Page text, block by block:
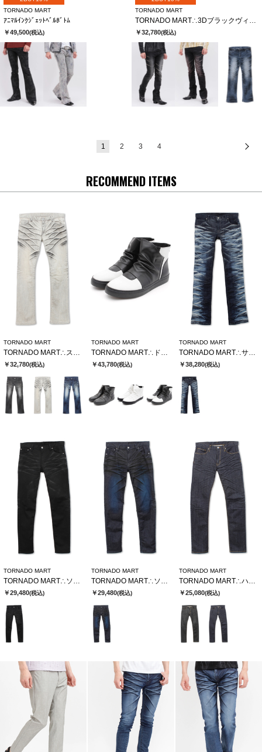
TORNADO MART
ｱﾆﾏﾙｲﾝｸｼﾞｪｯﾄﾍﾞﾙﾎﾞﾄﾑ
￥49,500(税込)
TORNADO MART
TORNADO MART∴3Dブラックヴィンテージシューカットデニム
￥32,780(税込)
1 2 3 4
RECOMMEND ITEMS
TORNADO MART
TORNADO MART∴ストロングダークダイシューカットデニム
￥32,780(税込)
TORNADO MART
TORNADO MART∴ドレーピングミドルスニーカー
￥43,780(税込)
TORNADO MART
TORNADO MART∴サイドタイガーシューカットデニム
￥38,280(税込)
TORNADO MART
TORNADO MART∴ソフトヴィンテージスリムデニム
￥29,480(税込)
TORNADO MART
TORNADO MART∴ソフトヴィンテージスリムデニム
￥29,480(税込)
TORNADO MART
TORNADO MART∴ハイブリッドリジットデニム
￥25,080(税込)